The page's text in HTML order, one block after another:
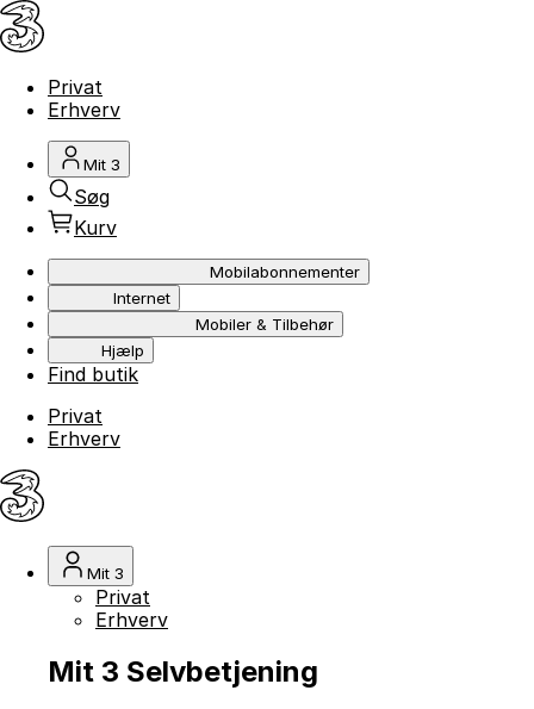
Privat
Erhverv
Mit 3
Søg
Kurv
Mobilabonnementer
Internet
Mobiler & Tilbehør
Hjælp
Find butik
Privat
Erhverv
Mit 3
Privat
Erhverv
Mit 3 Selvbetjening